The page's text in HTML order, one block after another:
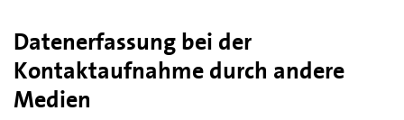
Datenerfassung bei der
Kontaktaufnahme durch andere
Medien